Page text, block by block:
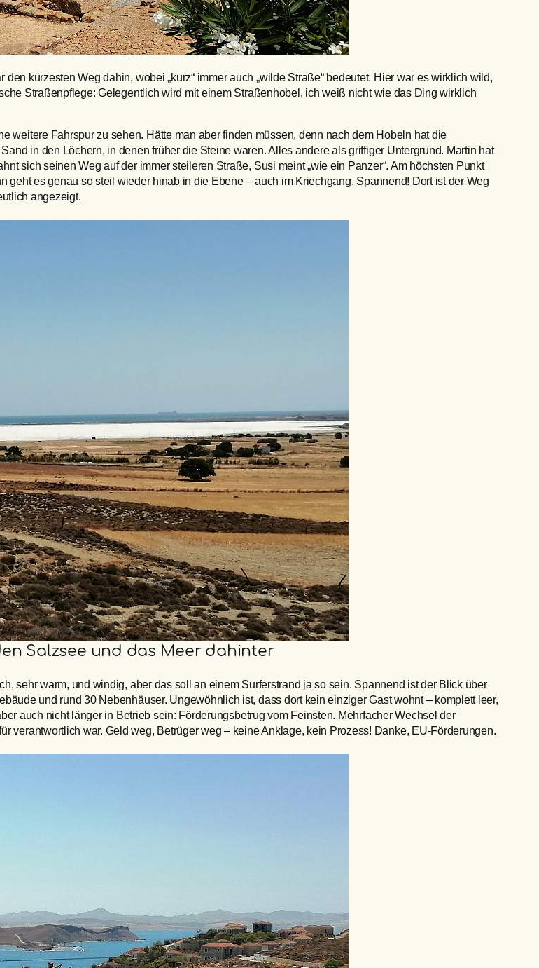
kürzesten Weg dahin, wobei „kurz“ immer auch „wilde Straße“ bedeutet. Hier war es wirklich wild,
Straßenpflege: Gelegentlich wird mit einem Straßenhobel, ich weiß nicht wie das Ding wirklich
weitere Fahrspur zu sehen. Hätte man aber finden müssen, denn nach dem Hobeln hat die
in den Löchern, in denen früher die Steine waren. Alles andere als griffiger Untergrund. Martin hat
sich seinen Weg auf der immer steileren Straße, Susi meint „wie ein Panzer“. Am höchsten Punkt
geht es genau so steil wieder hinab in die Ebene – auch im Kriechgang. Spannend! Dort ist der Weg
angezeigt.
Salzsee und das Meer dahinter
sehr warm, und windig, aber das soll an einem Surferstrand ja so sein. Spannend ist der Blick über
und rund 30 Nebenhäuser. Ungewöhnlich ist, dass dort kein einziger Gast wohnt – komplett leer,
auch nicht länger in Betrieb sein: Förderungsbetrug vom Feinsten. Mehrfacher Wechsel der
verantwortlich war. Geld weg, Betrüger weg – keine Anklage, kein Prozess! Danke, EU-Förderungen.